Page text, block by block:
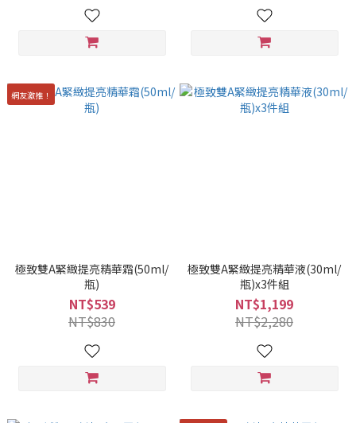
網友激推！
極致雙A緊緻提亮精華霜(50ml/
瓶)
NT$539
NT$830
極致雙A緊緻提亮精華液(30ml/
瓶)x3件組
NT$1,199
NT$2,280